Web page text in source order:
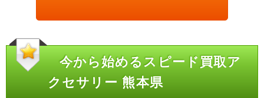
今から始めるスピード買取ア
クセサリー 熊本県